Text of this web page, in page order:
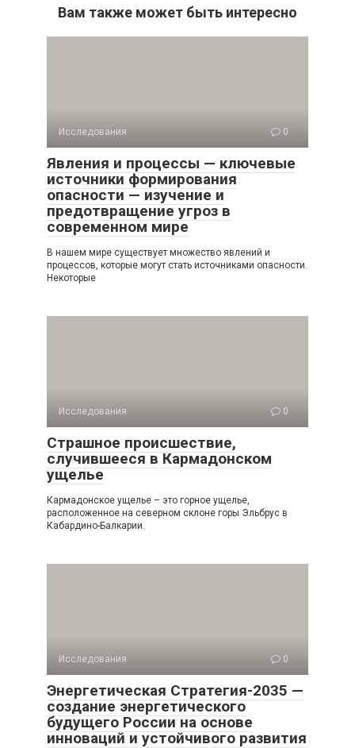
Вам также может быть интересно
Исследования 0
Явления и процессы — ключевые
источники формирования
опасности — изучение и
предотвращение угроз в
современном мире
В нашем мире существует множество явлений и
процессов, которые могут стать источниками опасности.
Некоторые
Исследования 0
Страшное происшествие,
случившееся в Кармадонском
ущелье
Кармадонское ущелье – это горное ущелье,
расположенное на северном склоне горы Эльбрус в
Кабардино-Балкарии.
Исследования 0
Энергетическая Стратегия-2035 —
создание энергетического
будущего России на основе
инноваций и устойчивого развития